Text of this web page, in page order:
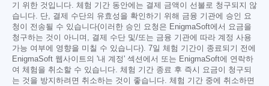
기 위한 것입니다. 체험 기간 동안에는 결제 금액이 선불로 청구되지 않
습니다. 단, 결제 수단의 유효성을 확인하기 위해 금융 기관에 승인 요
청이 전송될 수 있습니다(이러한 승인 요청은 EnigmaSoft에서 요금을
청구하는 것이 아니며, 결제 수단 및/또는 금융 기관에 따라 계정 사용
가능 여부에 영향을 미칠 수 있습니다). 7일 체험 기간이 종료되기 전에
EnigmaSoft 웹사이트의 '내 계정' 섹션에서 또는 EnigmaSoft에 연락하
여 체험을 취소할 수 있습니다. 체험 기간 종료 후 즉시 요금이 청구되
는 것을 방지하려면 취소하는 것이 좋습니다. 체험 기간 중에 취소하면